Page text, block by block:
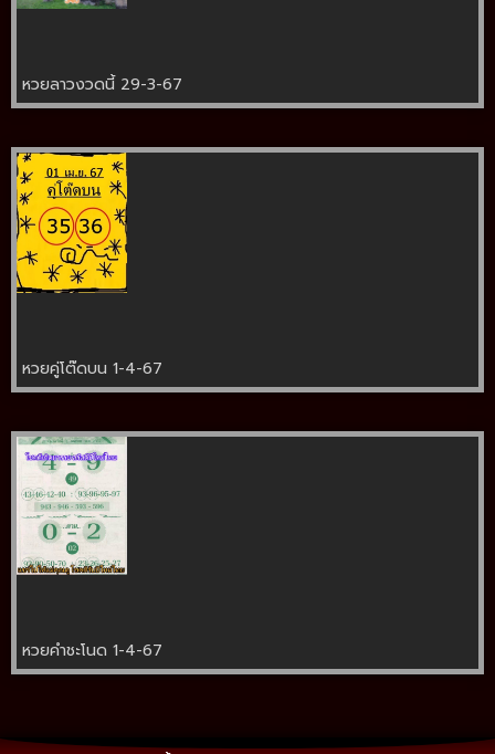
หวยลาวงวดนี้ 29-3-67
หวยคู่โต๊ดบน 1-4-67
หวยคำชะโนด 1-4-67